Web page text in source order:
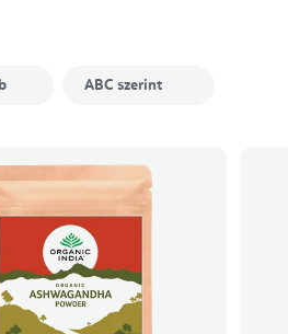
ABC szerint